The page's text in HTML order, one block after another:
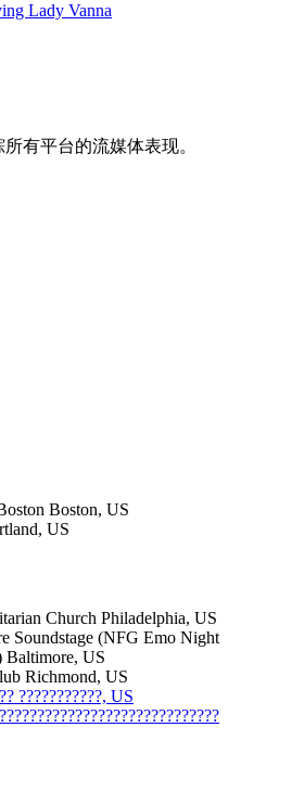
Lady Vanna
有平台的流媒体表现。
Boston, US
US
Church Philadelphia, US
Soundstage (NFG Emo Night
Baltimore, US
Richmond, US
???????????, US